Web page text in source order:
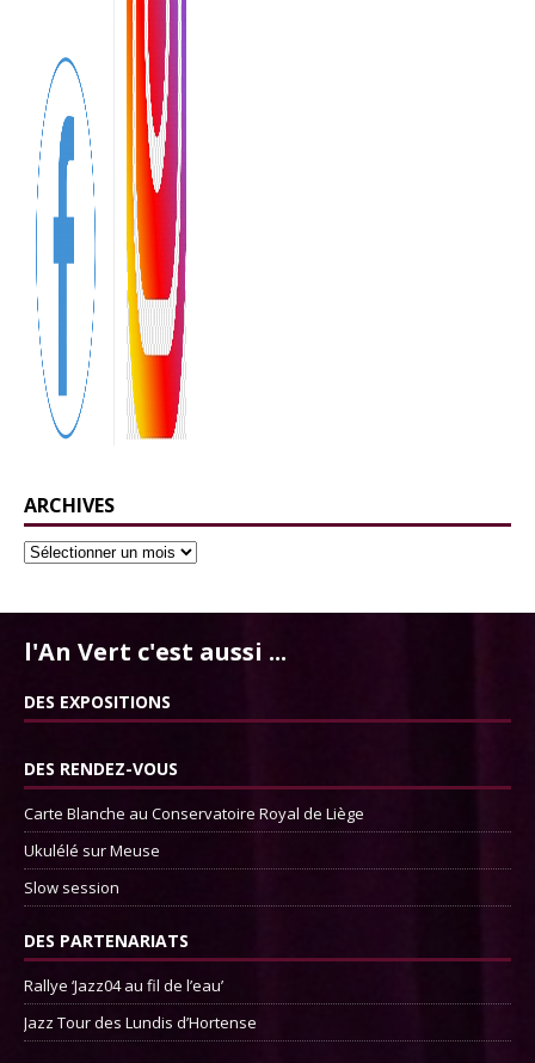
ARCHIVES
l'An Vert c'est aussi ...
DES EXPOSITIONS
DES RENDEZ-VOUS
Carte Blanche au Conservatoire Royal de Liège
Ukulélé sur Meuse
Slow session
DES PARTENARIATS
Rallye ‘Jazz04 au fil de l’eau’
Jazz Tour des Lundis d’Hortense